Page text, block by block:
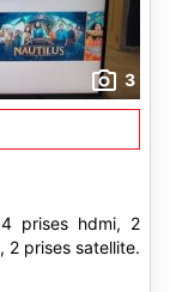
3
prises hdmi, 2
2 prises satellite.